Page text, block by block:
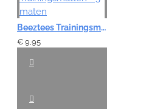
Beeztees Trainingsmatten - 3 maten
€ 9,95